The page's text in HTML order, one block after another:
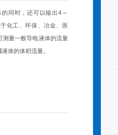
同时，还可以输出4～
化工、环保、冶金、医
测量一般导电液体的流量
体的体积流量。